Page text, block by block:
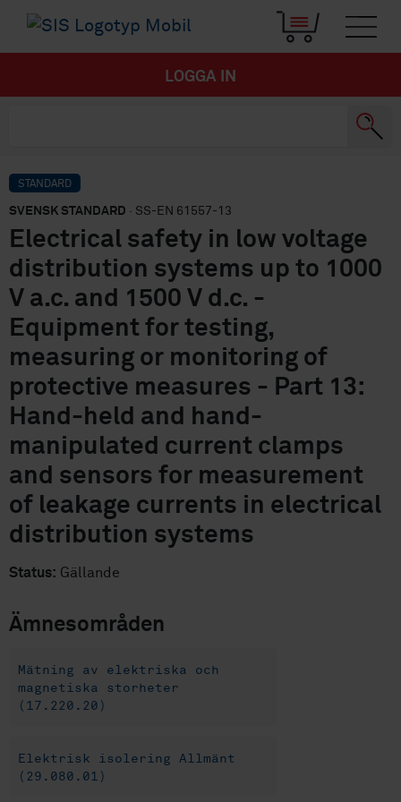
LOGGA IN
STANDARD
SVENSK STANDARD · SS-EN 61557-13
Electrical safety in low voltage
distribution systems up to 1000
V a.c. and 1500 V d.c. -
Equipment for testing,
measuring or monitoring of
protective measures - Part 13:
Hand-held and hand-
manipulated current clamps
and sensors for measurement
of leakage currents in electrical
distribution systems
Status: Gällande
Ämnesområden
Mätning av elektriska och
magnetiska storheter
(17.220.20)
Elektrisk isolering Allmänt
(29.080.01)